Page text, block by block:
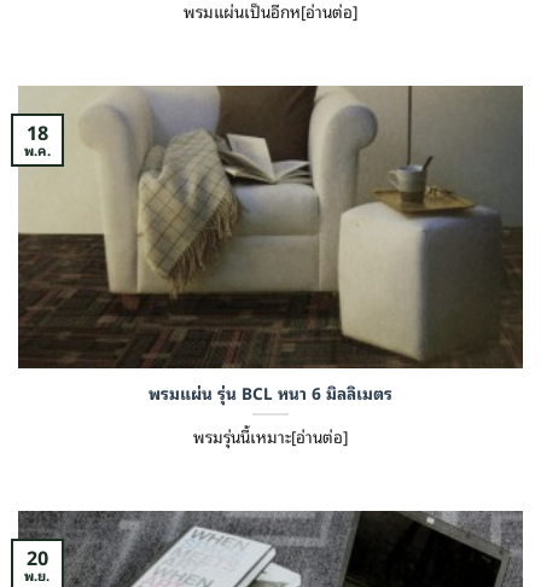
พรมแผ่นเป็นอีกห[อ่านต่อ]
พรมแผ่น รุ่น BCL หนา 6 มิลลิเมตร
พรมรุ่นนี้เหมาะ[อ่านต่อ]
18
พ.ค.
20
พ.ย.